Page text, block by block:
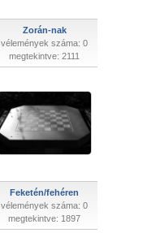
Zorán-nak
vélemények száma: 0
megtekintve: 2111
Feketén/fehéren
vélemények száma: 0
megtekintve: 1897